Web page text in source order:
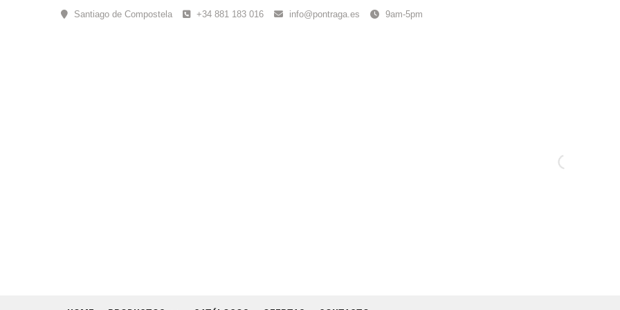
Santiago de Compostela +34 881 183 016 info@pontraga.es 9am-5pm